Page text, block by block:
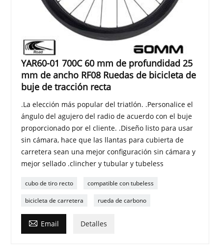
YAR60-01 700C 60 mm de profundidad 25
mm de ancho RF08 Ruedas de bicicleta de
buje de tracción recta
.La elección más popular del triatlón. .Personalice el
ángulo del agujero del radio de acuerdo con el buje
proporcionado por el cliente. .Diseño listo para usar
sin cámara, hace que las llantas para cubierta de
carretera sean una mejor configuración sin cámara y
mejor sellado .clincher y tubular y tubeless
cubo de tiro recto compatible con tubeless
bicicleta de carretera rueda de carbono
 Email Detalles